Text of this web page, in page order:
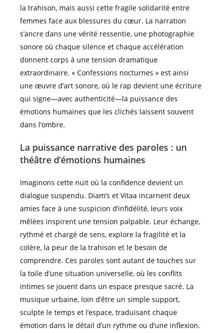
la trahison, mais aussi cette fragile solidarité entre
femmes face aux blessures du cœur. La narration
s’ancre dans une vérité ressentie, une photographie
sonore où chaque silence et chaque accélération
donnent corps à une tension dramatique
extraordinaire. « Confessions nocturnes » est ainsi
une œuvre d’art sonore, où le rap devient une écriture
qui signe—avec authenticité—la puissance des
émotions humaines que les clichés laissent souvent
dans l’ombre.
La puissance narrative des paroles : un
théâtre d’émotions humaines
Imaginons cette nuit où la confidence devient un
dialogue suspendu. Diam’s et Vitaa incarnent deux
amies face à une suspicion d’infidélité, leurs voix
mêlées inspirent une tension palpable. Leur échange,
rythmé et chargé de sens, explore la fragilité et la
colère, la peur de la trahison et le besoin de
comprendre. Ces paroles sont autant de touches sur
la toile d’une situation universelle, où les conflits
intimes se jouent dans un espace presque sacré. La
musique urbaine, loin d’être un simple support,
sculpte le temps et l’espace, traduisant chaque
émotion dans le détail d’un rythme ou d’une inflexion.